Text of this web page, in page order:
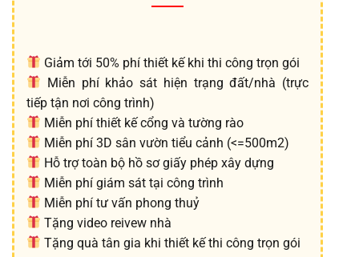
Giảm tới 50% phí thiết kế khi thi công trọn gói
Miễn phí khảo sát hiện trạng đất/nhà (trực
tiếp tận nơi công trình)
Miễn phí thiết kế cổng và tường rào
Miễn phí 3D sân vườn tiểu cảnh (<=500m2)
Hỗ trợ toàn bộ hồ sơ giấy phép xây dựng
Miễn phí giám sát tại công trình
Miễn phí tư vấn phong thuỷ
Tặng video reivew nhà
Tặng quà tân gia khi thiết kế thi công trọn gói